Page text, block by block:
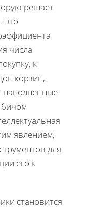
решает
это
числа
к
корзин,
наполненные
бичом
явлением,
для
его к
становится